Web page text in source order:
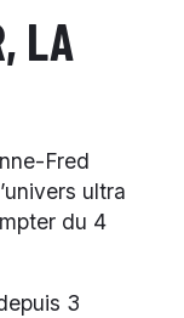
LA
Fred
ultra
du 4
3